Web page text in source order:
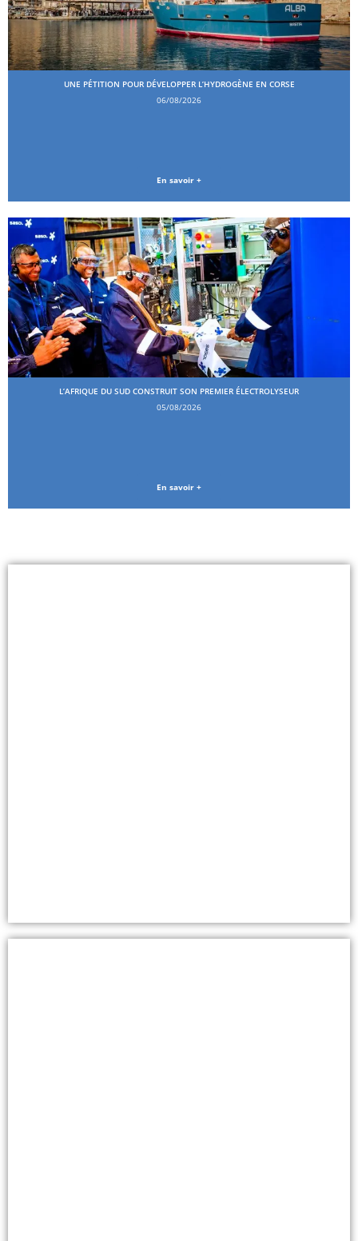
UNE PÉTITION POUR DÉVELOPPER L’HYDROGÈNE EN CORSE
06/08/2026
En savoir +
L’AFRIQUE DU SUD CONSTRUIT SON PREMIER ÉLECTROLYSEUR
05/08/2026
En savoir +